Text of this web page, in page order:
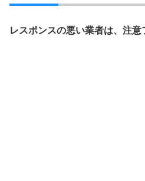
レスポンスの悪い業者は、注意